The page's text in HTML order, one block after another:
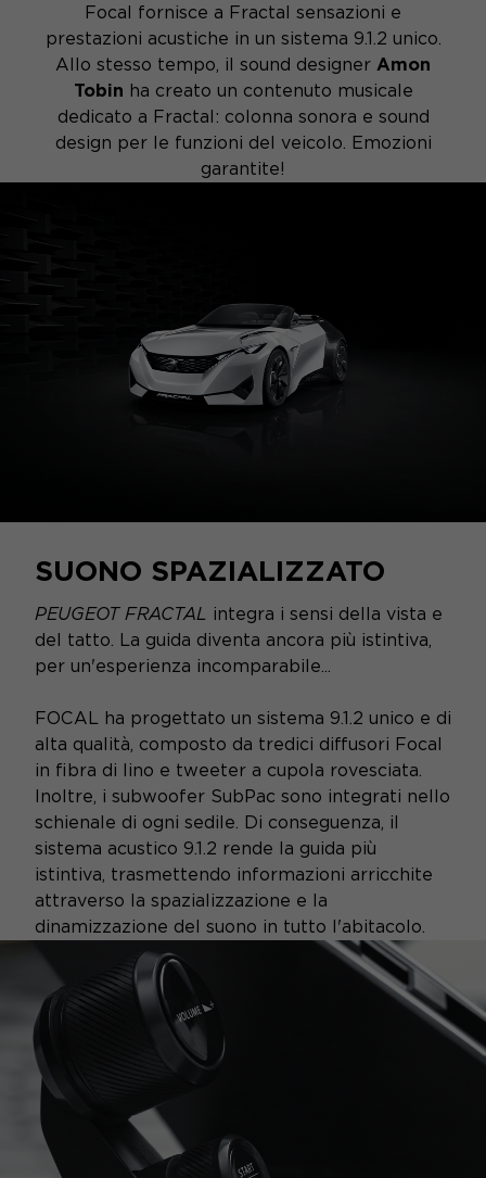
Focal fornisce a Fractal sensazioni e
prestazioni acustiche in un sistema 9.1.2 unico.
Allo stesso tempo, il sound designer Amon
Tobin ha creato un contenuto musicale
dedicato a Fractal: colonna sonora e sound
design per le funzioni del veicolo. Emozioni
garantite!
SUONO SPAZIALIZZATO
PEUGEOT FRACTAL integra i sensi della vista e
del tatto. La guida diventa ancora più istintiva,
per un'esperienza incomparabile...
FOCAL ha progettato un sistema 9.1.2 unico e di
alta qualità, composto da tredici diffusori Focal
in fibra di lino e tweeter a cupola rovesciata.
Inoltre, i subwoofer SubPac sono integrati nello
schienale di ogni sedile. Di conseguenza, il
sistema acustico 9.1.2 rende la guida più
istintiva, trasmettendo informazioni arricchite
attraverso la spazializzazione e la
dinamizzazione del suono in tutto l'abitacolo.